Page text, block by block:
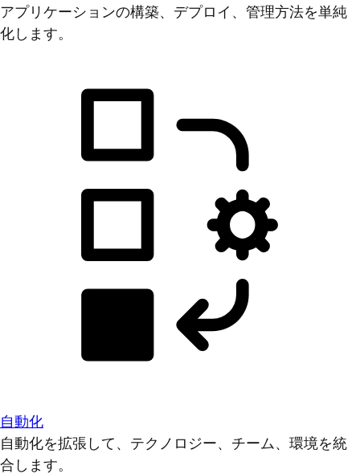
アプリケーションの構築、デプロイ、管理方法を単純
化します。
自動化
自動化を拡張して、テクノロジー、チーム、環境を統
合します。